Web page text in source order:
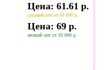
Цена: 61.61 р.
средний опт от 50 000 р.
Цена: 69 р.
мелкий опт от 10 000 р.